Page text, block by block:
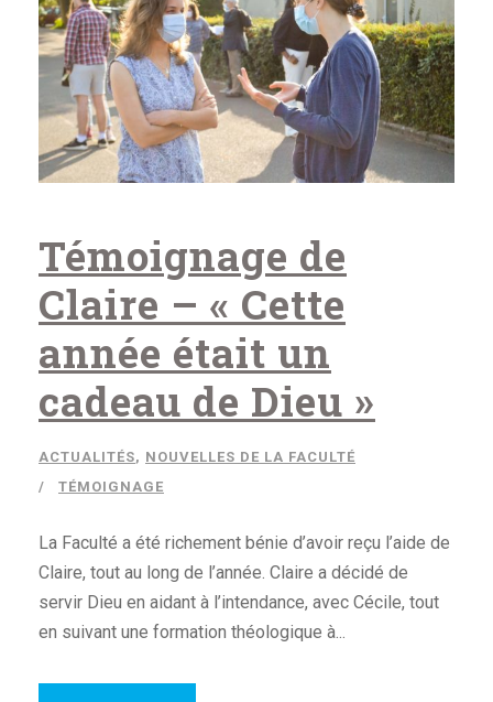
Témoignage de
Claire – « Cette
année était un
cadeau de Dieu »
ACTUALITÉS, NOUVELLES DE LA FACULTÉ
TÉMOIGNAGE
La Faculté a été richement bénie d’avoir reçu l’aide de
Claire, tout au long de l’année. Claire a décidé de
servir Dieu en aidant à l’intendance, avec Cécile, tout
en suivant une formation théologique à...